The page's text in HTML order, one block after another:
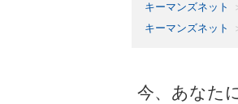
キーマンズネット
キーマンズネット